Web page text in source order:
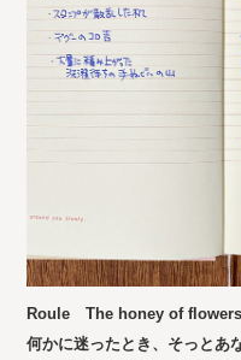
Roule The honey of
何かに迷ったとき、そっとあ